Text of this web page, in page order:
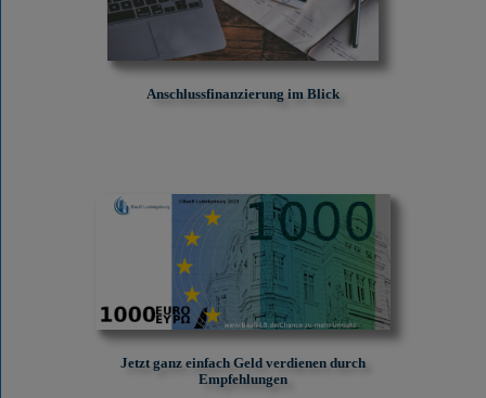
Anschlussfinanzierung im Blick
Jetzt ganz einfach Geld verdienen durch
Empfehlungen